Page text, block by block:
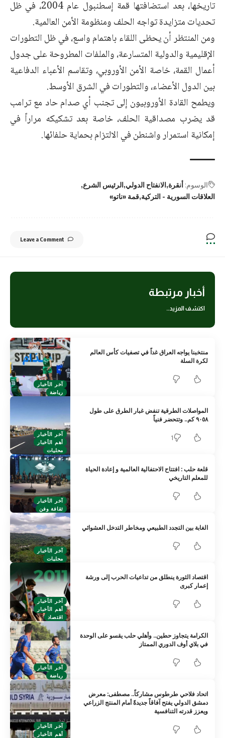
تاريخها، بعد استضافتها قمة إسطنبول عام 2004، في ظل
تحديات متزايدة تواجه الحلف ومنظومة الأمن العالمية.
ومن المنتظر أن يحظى اللقاء باهتمام واسع، في ظل التطورات
الإقليمية والدولية المتسارعة، والملفات المطروحة على جدول
أعمال القمة، خاصة الأمن الأوروبي، وتقاسم الأعباء الدفاعية
بين الدول الأعضاء، والتطورات في الشرق الأوسط.
ويطمح القادة الأوروبيون إلى تجنب أي صدام حاد مع ترامب
قد يضرب مصداقية الحلف، خاصة بعد تشكيكه مراراً في
إمكانية استمرار واشنطن في الالتزام بحماية حلفائها.
الوسوم: أنقرة الانفتاح الدولي الرئيس الشرع
العلاقات السورية - التركية قمة «ناتو»
Leave a Comment
أخبار مرتبطة
اكتشف المزيد..
آخر الأخبار
رياضة
منتخبنا يواجه العراق غداً في تصفيات كأس العالم
لكرة السلة
آخر الأخبار
أهم الأخبار
محليات
المواصلات الطرقية تنفض غبار الطرق على طول
٩٠٥٨ كم.. وتتحضر فنياً
1
آخر الأخبار
ثقافة وفن
قلعة حلب : افتتاح الاحتفالية العالمية و إعادة الحياة
للمعلم التاريخي
آخر الأخبار
محليات
الغابة بين التجدد الطبيعي ومخاطر التدخل العشوائي
آخر الأخبار
أهم الأخبار
اقتصاد
‏اقتصاد الثورة ينطلق من تداعيات الحرب إلى ورشة
إعمار كبرى
آخر الأخبار
رياضة
الكرامة يتجاوز حطين.. وأهلي حلب يقسو على الوحدة
في بلاي أوف الدوري الممتاز
آخر الأخبار
أهم الأخبار
اتحاد فلاحي طرطوس مشاركاً.. مصطفى: معرض
دمشق الدولي يفتح آفاقاً جديدةً أمام المنتج الزراعي
ويعزز قدرته التنافسية